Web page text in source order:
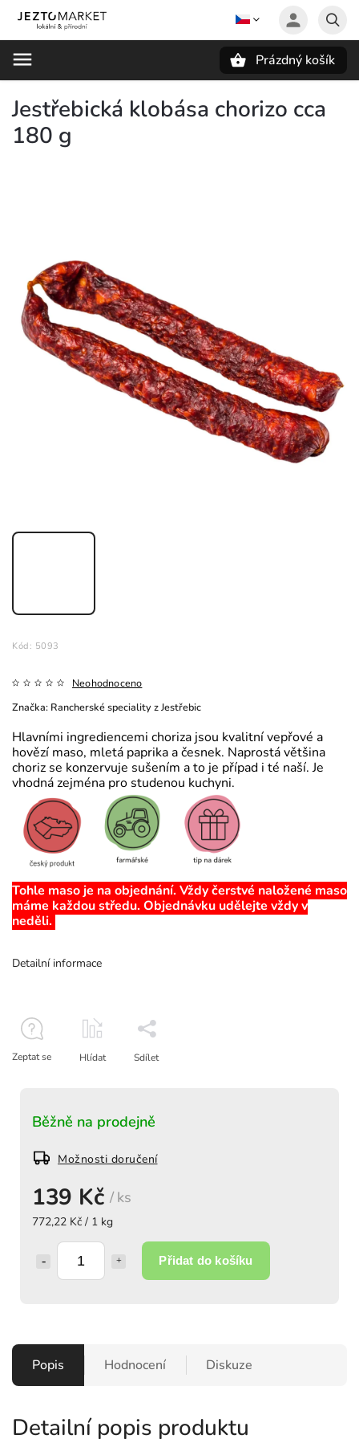
Prázdný košík
Jestřebická klobása chorizo cca
180 g
Kód: 5093
Neohodnoceno
Značka: Rancherské speciality z Jestřebic
139 Kč / ks
772,22 Kč / 1 kg
Přidat do košíku
Běžně na prodejně
Možnosti doručení
Hlavními ingrediencemi choriza jsou kvalitní vepřové a
hovězí maso, mletá paprika a česnek. Naprostá většina
choriz se konzervuje sušením a to je případ i té naší. Je
vhodná zejména pro studenou kuchyni.
Tohle maso je na objednání. Vždy čerstvé naložené maso
máme každou středu. Objednávku udělejte vždy v
neděli.
Detailní informace
Zeptat se Hlídat Sdílet
Popis Hodnocení Diskuze
Detailní popis produktu